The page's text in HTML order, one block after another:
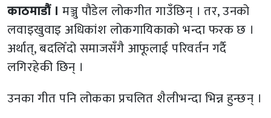
काठमाडौं । मञ्जु पौडेल लोकगीत गाउँछिन् । तर, उनको
लवाइखुवाइ अधिकांश लोकगायिकाको भन्दा फरक छ ।
अर्थात्, बदलिँदो समाजसँगै आफूलाई परिवर्तन गर्दै
लगिरहेकी छिन् ।
उनका गीत पनि लोकका प्रचलित शैलीभन्दा भिन्न हुन्छन् ।